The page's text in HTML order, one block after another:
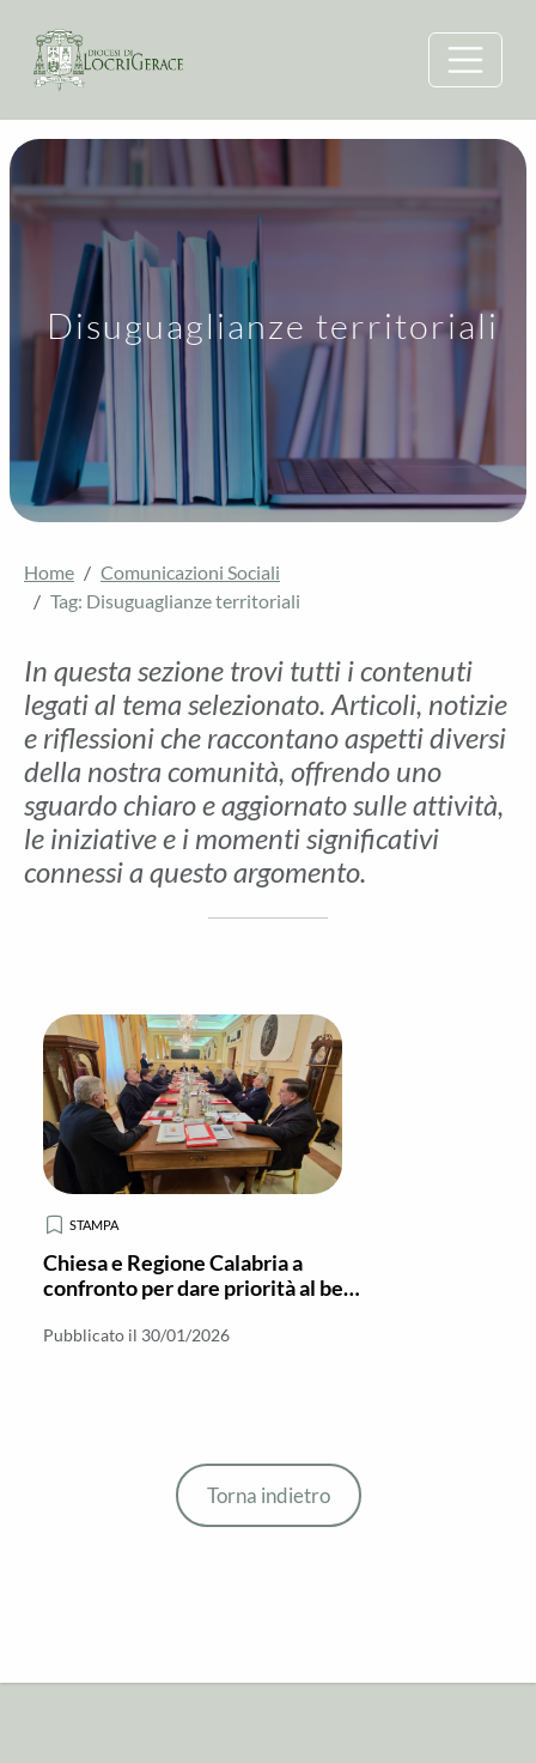
Disuguaglianze territoriali
Home
Comunicazioni Sociali
Tag: Disuguaglianze territoriali
In questa sezione trovi tutti i contenuti
legati al tema selezionato. Articoli, notizie
e riflessioni che raccontano aspetti diversi
della nostra comunità, offrendo uno
sguardo chiaro e aggiornato sulle attività,
le iniziative e i momenti significativi
connessi a questo argomento.
STAMPA
Chiesa e Regione Calabria a
confronto per dare priorità al bene
Pubblicato il 30/01/2026
Torna indietro